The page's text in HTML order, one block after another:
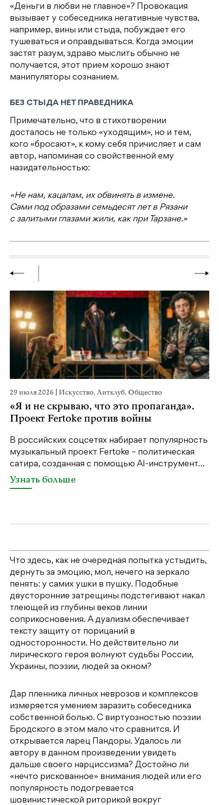
«Деньги в любви не главное»? Провокация
вызывает у собеседника негативные чувства,
например, вины или стыда, побуждает его
тушеваться и оправдываться. Когда эмоции
застят разум, здраво мыслить обычно не
получается, этот прием хорошо знают
манипуляторы сознанием.
БЕЗ СТЫДА НЕТ ПРАВЕДНИКА
Примечательно, что в стихотворении
досталось не только «уходящим», но и тем,
кого «бросают», к кому себя причисляет и сам
автор, напоминая со свойственной ему
назидательностью:
«Не нам, кацапам, их обвинять в измене.
Сами под образами семьдесят лет в Рязани
с залитыми глазами жили, как при Тарзане.»
29 июля 2026 Искусство,Литклуб,Общество
«Я и не скрываю, что это пропаганда».
Проект Fertoke против войны
В российских соцсетях набирает популярность
музыкальный проект Fertoke – политическая
сатира, созданная с помощью AI-инструмент…
Узнать больше
Что здесь, как не очередная попытка устыдить,
дернуть за эмоцию, мол, нечего на зеркало
пенять: у самих ушки в пушку. Подобные
двусторонние затрещины подстегивают накал
тлеющей из глубины веков линии
соприкосновения. А дуализм обеспечивает
тексту защиту от порицаний в
односторонности. Но действительно ли
лирического героя волнуют судьбы России,
Украины, поэзии, людей за окном?
Дар пленника личных неврозов и комплексов
измеряется умением заразить собеседника
собственной болью. С виртуозностью поэзии
Бродского в этом мало что сравнится. И
открывается ларец Пандоры. Удалось ли
автору в данном произведении увидеть
дальше своего нарциссизма? Достойно ли
«нечто рискованное» внимания людей или его
популярность подогревается
шовинистической риторикой вокруг